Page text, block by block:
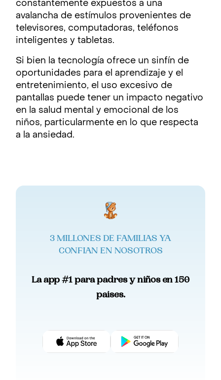
constantemente expuestos a una
avalancha de estímulos provenientes de
televisores, computadoras, teléfonos
inteligentes y tabletas.
Si bien la tecnología ofrece un sinfín de
oportunidades para el aprendizaje y el
entretenimiento, el uso excesivo de
pantallas puede tener un impacto negativo
en la salud mental y emocional de los
niños, particularmente en lo que respecta
a la ansiedad.
3 MILLONES DE FAMILIAS YA
CONFIAN EN NOSOTROS
La app #1 para padres y niños en 150
paises.